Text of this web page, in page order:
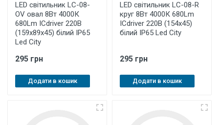
LED світильник LC-08-
OV овал 8Вт 4000К
680Lm ICdriver 220В
(159х89х45) білий IР65
Led City
295 грн
Додати в кошик
LED світильник LC-08-R
круг 8Вт 4000К 680Lm
ICdriver 220В (154х45)
білий IР65 Led City
295 грн
Додати в кошик